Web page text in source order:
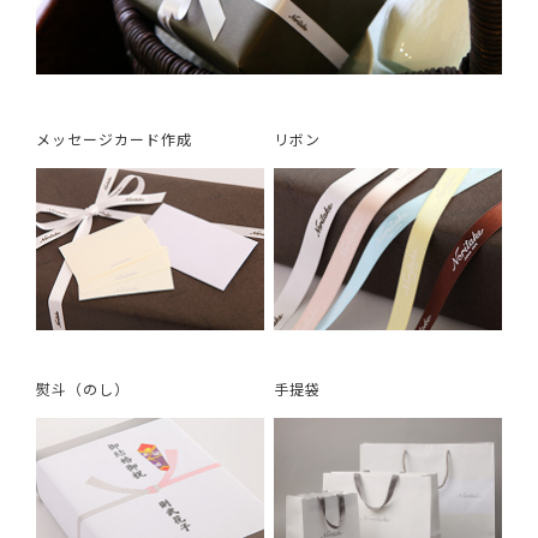
メッセージカード作成 リボン
熨斗（のし） 手提袋